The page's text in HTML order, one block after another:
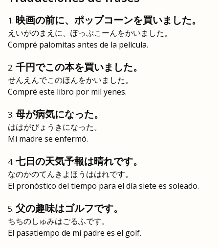
映画の前に、ポップコーンを買いました。
えいがのまえに、ぽっぷこーんをかいました。
Compré palomitas antes de la película.
千円でこの本を買いました。
せんえんでこのほんをかいました。
Compré este libro por mil yenes.
母が病気になった。
ははがびょうきになった。
Mi madre se enfermó.
七日の天気予報は晴れです。
なのかのてんきよほうははれです。
El pronóstico del tiempo para el día siete es soleado.
父の趣味はゴルフです。
ちちのしゅみはごるふです。
El pasatiempo de mi padre es el golf.